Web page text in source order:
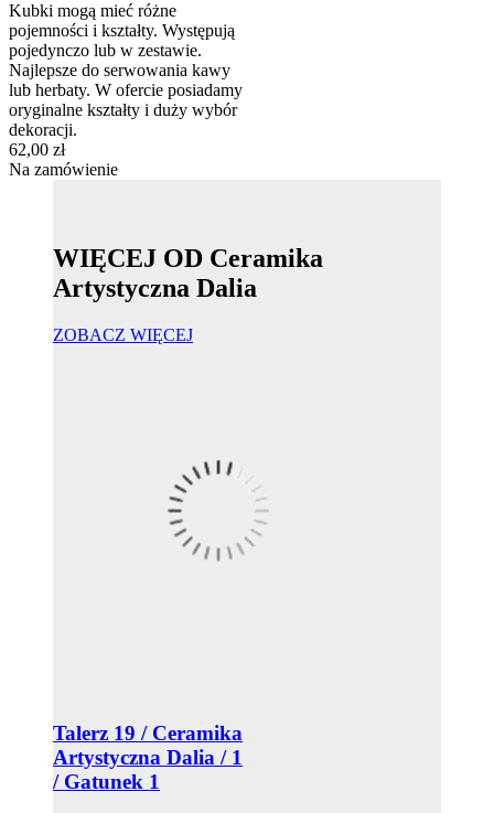
Kubki mogą mieć różne
pojemności i kształty. Występują
pojedynczo lub w zestawie.
Najlepsze do serwowania kawy
lub herbaty. W ofercie posiadamy
oryginalne kształty i duży wybór
dekoracji.
62,00 zł
Na zamówienie
WIĘCEJ OD Ceramika
Artystyczna Dalia
ZOBACZ WIĘCEJ
Talerz 19 / Ceramika
Artystyczna Dalia / 1
/ Gatunek 1